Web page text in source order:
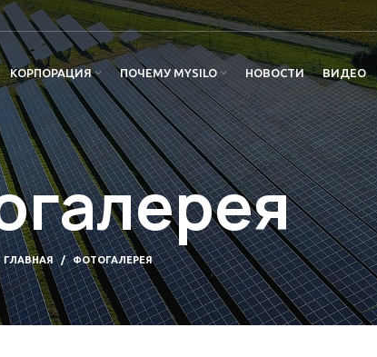
КОРПОРАЦИЯ ПОЧЕМУ MYSILO НОВОСТИ ВИДЕО
ГЛАВНАЯ ФОТОГАЛЕРЕЯ